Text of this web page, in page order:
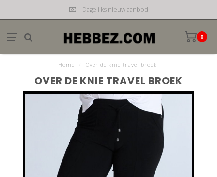
Dagelijks nieuw aanbod
0
Home Over de knie travel broek
OVER DE KNIE TRAVEL BROEK